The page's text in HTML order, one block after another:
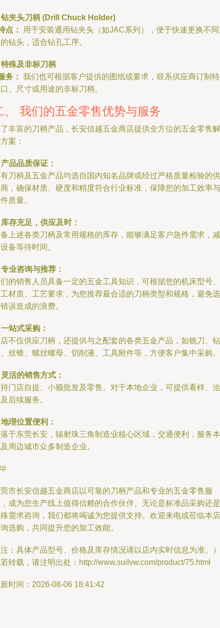
钻夹头刀柄 (Drill Chuck Holder)
点：
用于安装通用钻夹头（如JAC系列），便于快速更换不
钻头，适合钻孔工序。
殊及非标刀柄
务： 我们也可根据客户提供的图纸或要求，联系供应商订制
、尺寸或用途的非标刀柄。
、 我们的五金零售优势与服务
丰富的刀柄产品，长安信越五金商店提供全方位的五金零售解
案：
品品质保证：
刀柄及五金产品均选自国内知名品牌或经过严格质量检验的供
，确保材质、硬度和精度符合行业标准，保障您的加工效率与
质量。
存充足，供应及时：
上述各类刀柄及常用规格的库存，能够满足客户急件需求，减
备等待时间。
业咨询与推荐：
的销售人员具备一定的五金工具知识，可根据您的机床型号、
材质、工艺要求，为您推荐最合适的刀柄类型和规格，避免选
误造成的浪费。
站式采购：
不仅供应刀柄，还提供与之配套的各类五金产品，如铣刀、钻
丝锥、螺丝螺母、切削液、工具附件等，方便客户集中采购。
活的销售方式：
门店自提、小额批发及零售。对于本地企业，可提供看样、洽
后续服务。
理位置便利：
于东莞长安，辐射珠三角制造业核心区域，交通便利，服务本
周边城市众多制造企业。
市长安信越五金商店以可靠的刀柄产品和专业的五金零售服
成为您生产线上值得信赖的合作伙伴。无论是标准品采购还是
需求咨询，我们都将竭诚为您提供支持。欢迎来电或莅临本店
选购，共同提升您的加工效能。
：具体产品型号、价格及库存情况请以店内实时信息为准。）
转载，请注明出处：http://www.suilvw.com/product/75.html
时间：2026-08-06 18:41:42